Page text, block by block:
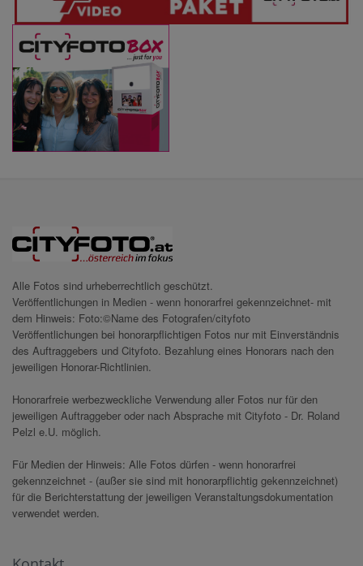
Alle Fotos sind urheberrechtlich geschützt.
Veröffentlichungen in Medien - wenn honorarfrei gekennzeichnet- mit
dem Hinweis: Foto:©Name des Fotografen/cityfoto
Veröffentlichungen bei honorarpflichtigen Fotos nur mit Einverständnis
des Auftraggebers und Cityfoto. Bezahlung eines Honorars nach den
jeweiligen Honorar-Richtlinien.
Honorarfreie werbezweckliche Verwendung aller Fotos nur für den
jeweiligen Auftraggeber oder nach Absprache mit Cityfoto - Dr. Roland
Pelzl e.U. möglich.
Für Medien der Hinweis: Alle Fotos dürfen - wenn honorarfrei
gekennzeichnet - (außer sie sind mit honorarpflichtig gekennzeichnet)
für die Berichterstattung der jeweiligen Veranstaltungsdokumentation
verwendet werden.